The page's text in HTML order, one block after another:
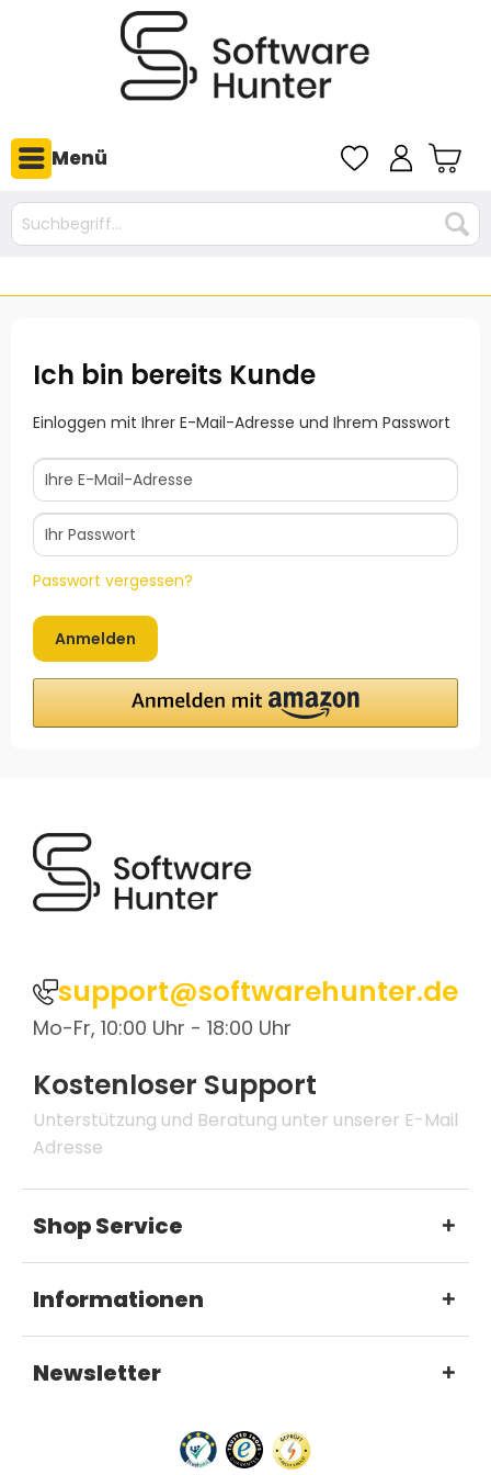
Menü
Ich bin bereits Kunde
Einloggen mit Ihrer E-Mail-Adresse und Ihrem Passwort
Passwort vergessen?
Anmelden
support@softwarehunter.de
Mo-Fr, 10:00 Uhr - 18:00 Uhr
Kostenloser Support
Unterstützung und Beratung unter unserer E-Mail
Adresse
Shop Service
Informationen
Newsletter